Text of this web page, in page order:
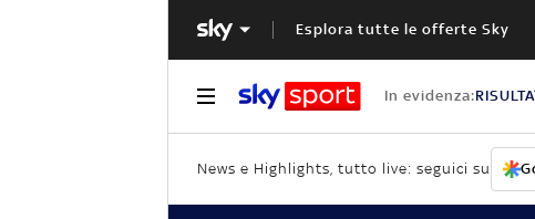
Esplora tutte le offerte Sky
In evidenza:
News e Highlights, tutto live: seguici su